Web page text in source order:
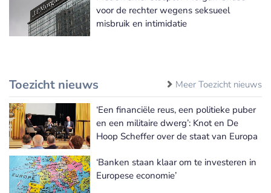
voor de rechter wegens seksueel
misbruik en intimidatie
Toezicht nieuws Meer Toezicht nieuws
‘Een financiële reus, een politieke puber
en een militaire dwerg’: Knot en De
Hoop Scheffer over de staat van Europa
‘Banken staan klaar om te investeren in
Europese economie’